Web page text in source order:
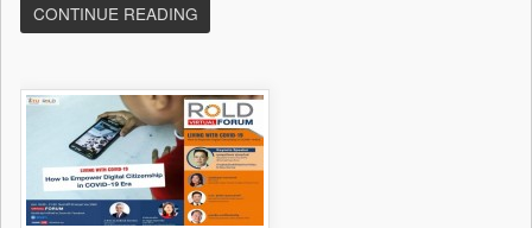
CONTINUE READING